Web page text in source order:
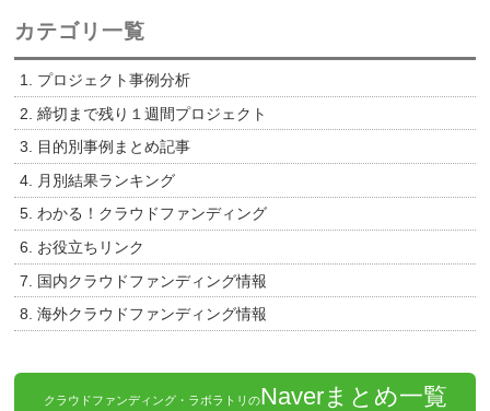
カテゴリ一覧
1. プロジェクト事例分析
2. 締切まで残り１週間プロジェクト
3. 目的別事例まとめ記事
4. 月別結果ランキング
5. わかる！クラウドファンディング
6. お役立ちリンク
7. 国内クラウドファンディング情報
8. 海外クラウドファンディング情報
クラウドファンディング・ラボラトリのNaverまとめ一覧